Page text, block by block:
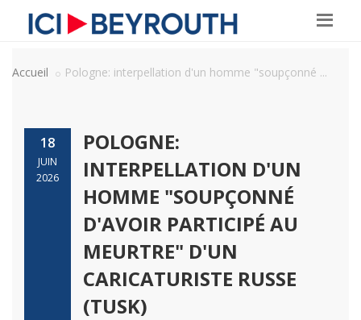
Accueil Pologne: interpellation d'un homme "soupçonné ...
18
JUIN
2026
POLOGNE:
INTERPELLATION D'UN
HOMME "SOUPÇONNÉ
D'AVOIR PARTICIPÉ AU
MEURTRE" D'UN
CARICATURISTE RUSSE
(TUSK)